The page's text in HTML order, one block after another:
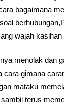
bagaimana
wajah kasihan
menolak dan
cara gimana
mataku
terus